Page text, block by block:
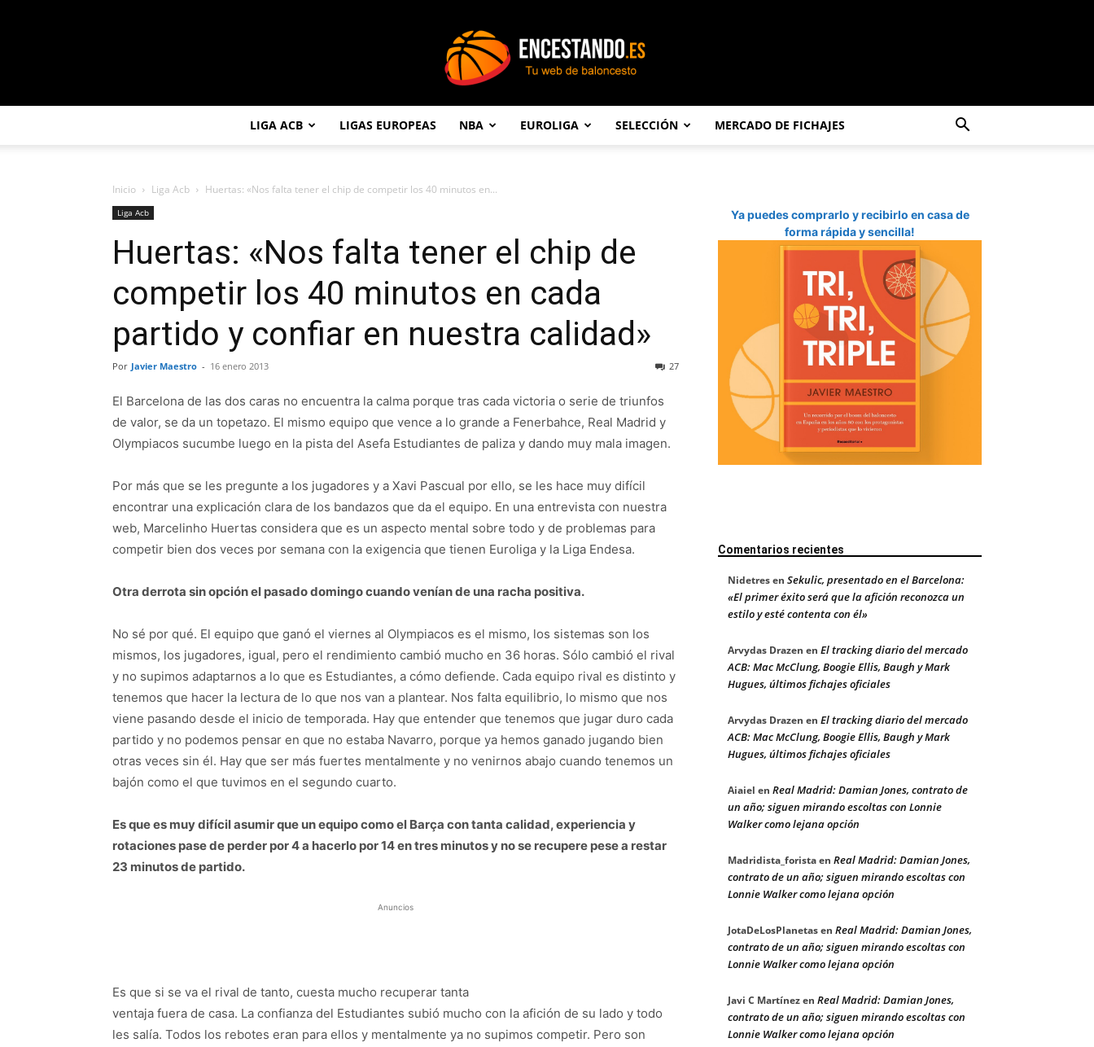
LIGA ACB LIGAS EUROPEAS NBA EUROLIGA SELECCIÓN MERCADO DE FICHAJES
Inicio Liga Acb Huertas: «Nos falta tener el chip de competir los 40 minutos en...
Liga Acb
Huertas: «Nos falta tener el chip de
competir los 40 minutos en cada
partido y confiar en nuestra calidad»
Por Javier Maestro - 16 enero 2013 27
El Barcelona de las dos caras no encuentra la calma porque tras cada victoria o serie de triunfos
de valor, se da un topetazo. El mismo equipo que vence a lo grande a Fenerbahce, Real Madrid y
Olympiacos sucumbe luego en la pista del Asefa Estudiantes de paliza y dando muy mala imagen.
Por más que se les pregunte a los jugadores y a Xavi Pascual por ello, se les hace muy difícil
encontrar una explicación clara de los bandazos que da el equipo. En una entrevista con nuestra
web, Marcelinho Huertas considera que es un aspecto mental sobre todo y de problemas para
competir bien dos veces por semana con la exigencia que tienen Euroliga y la Liga Endesa.
Otra derrota sin opción el pasado domingo cuando venían de una racha positiva.
No sé por qué. El equipo que ganó el viernes al Olympiacos es el mismo, los sistemas son los
mismos, los jugadores, igual, pero el rendimiento cambió mucho en 36 horas. Sólo cambió el rival
y no supimos adaptarnos a lo que es Estudiantes, a cómo defiende. Cada equipo rival es distinto y
tenemos que hacer la lectura de lo que nos van a plantear. Nos falta equilibrio, lo mismo que nos
viene pasando desde el inicio de temporada. Hay que entender que tenemos que jugar duro cada
partido y no podemos pensar en que no estaba Navarro, porque ya hemos ganado jugando bien
otras veces sin él. Hay que ser más fuertes mentalmente y no venirnos abajo cuando tenemos un
bajón como el que tuvimos en el segundo cuarto.
Es que es muy difícil asumir que un equipo como el Barça con tanta calidad, experiencia y
rotaciones pase de perder por 4 a hacerlo por 14 en tres minutos y no se recupere pese a restar
23 minutos de partido.
Anuncios
Es que si se va el rival de tanto, cuesta mucho recuperar tanta
ventaja fuera de casa. La confianza del Estudiantes subió mucho con la afición de su lado y todo
les salía. Todos los rebotes eran para ellos y mentalmente ya no supimos competir. Pero son
Ya puedes comprarlo y recibirlo en casa de
forma rápida y sencilla!
Comentarios recientes
Nidetresen Sekulic, presentado en el Barcelona:
«El primer éxito será que la afición reconozca un
estilo y esté contenta con él»
Arvydas Drazen en El tracking diario del mercado
ACB: Mac McClung, Boogie Ellis, Baugh y Mark
Hugues, últimos fichajes oficiales
Arvydas Drazen en El tracking diario del mercado
ACB: Mac McClung, Boogie Ellis, Baugh y Mark
Hugues, últimos fichajes oficiales
Aiaiel en Real Madrid: Damian Jones, contrato de
un año; siguen mirando escoltas con Lonnie
Walker como lejana opción
Madridista_foristaen Real Madrid: Damian Jones,
contrato de un año; siguen mirando escoltas con
Lonnie Walker como lejana opción
JotaDeLosPlanetasen Real Madrid: Damian Jones,
contrato de un año; siguen mirando escoltas con
Lonnie Walker como lejana opción
Javi C Martínezen Real Madrid: Damian Jones,
contrato de un año; siguen mirando escoltas con
Lonnie Walker como lejana opción